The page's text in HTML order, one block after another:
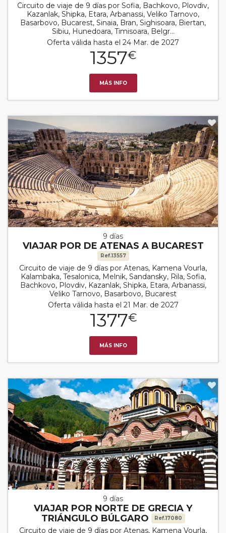
Circuito de viaje de 9 días por Sofia, Bachkovo, Plovdiv,
Kazanlak, Shipka, Etara, Arbanassi, Veliko Tarnovo,
Basarbovo, Bucarest, Sinaia, Bran, Sighisoara, Biertan,
Sibiu, Hunedoara, Timisoara, Belgr...
Oferta válida hasta el 24 Mar. de 2027
1357€
MÁS INFO
9 días
VIAJAR POR DE ATENAS A BUCAREST
Ref.13557
Circuito de viaje de 9 días por Atenas, Kamena Vourla,
Kalambaka, Tesalonica, Melnik, Sandansky, Rila, Sofia,
Bachkovo, Plovdiv, Kazanlak, Shipka, Etara, Arbanassi,
Veliko Tarnovo, Basarbovo, Bucarest
Oferta válida hasta el 21 Mar. de 2027
1377€
MÁS INFO
9 días
VIAJAR POR NORTE DE GRECIA Y
TRIÁNGULO BÚLGARO
Ref.17080
Circuito de viaje de 9 días por Atenas, Kamena Vourla,